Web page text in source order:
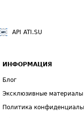
API ATI.SU
ИНФОРМАЦИЯ
Блог
Эксклюзивные материалы
Политика